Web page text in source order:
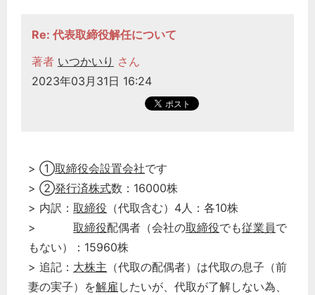
Re: 代表取締役解任について
著者 いつかいり さん
2023年03月31日 16:24
> ①取締役会設置会社です
> ②発行済株式数：16000株
> 内訳： 取締役 （代取含む）4人：各10株
> 取締役配偶者（会社の取締役でも従業員で
もない）：15960株
> 追記： 大株主 （代取の配偶者）は代取の息子（前
妻の実子）を解雇 したいが、代取が了解しない為、